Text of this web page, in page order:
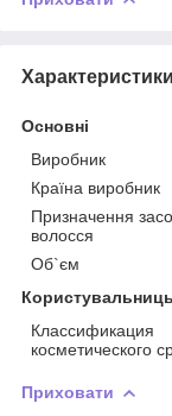
Характеристики
Основні
Виробник
Країна виробник
Призначення
волосся
Об`єм
Классификация
косметического
Приховати